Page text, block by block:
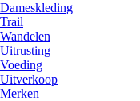
Dameskleding
Trail
Wandelen
Uitrusting
Voeding
Uitverkoop
Merken